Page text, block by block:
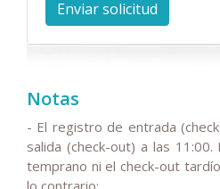
Notas
- El registro de entrada
salida (check-out) a las
temprano ni el check-out